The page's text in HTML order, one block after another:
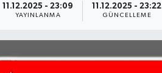
11.12.2025 - 23:09
YAYINLANMA
11.12.2025 - 23:22
GÜNCELLEME